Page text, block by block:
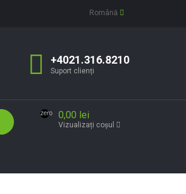
Română
+4021.316.8210
Suport clienți
zero 0,00 lei
Vizualizați coșul